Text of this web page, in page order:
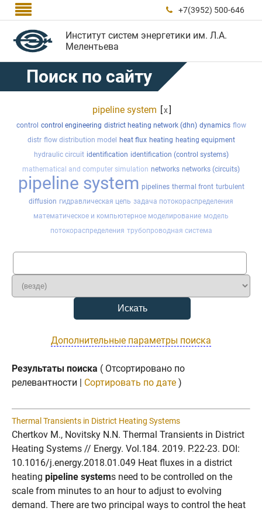
  +7(3952) 500-646
Институт систем энергетики им. Л.А.
Мелентьева
Поиск по сайту
pipeline system [x]
control control engineering district heating network (dhn) dynamics flow
distr flow distribution model heat flux heating heating equipment
hydraulic circuit identification identification (control systems)
mathematical and computer simulation networks networks (circuits)
pipeline system pipelines thermal front turbulent
diffusion гидравлическая цепь задача потокораспределения
математическое и компьютерное моделирование модель
потокораспределения трубопроводная система
Дополнительные параметры поиска
Результаты поиска ( Отсортировано по
релевантности | Сортировать по дате )
Thermal Transients in District Heating Systems
Chertkov M., Novitsky N.N. Thermal Transients in District
Heating Systems // Energy. Vol.184. 2019. P.22-23. DOI:
10.1016/j.energy.2018.01.049 Heat fluxes in a district
heating pipeline systems need to be controlled on the
scale from minutes to an hour to adjust to evolving
demand. There are two principal ways to control the heat